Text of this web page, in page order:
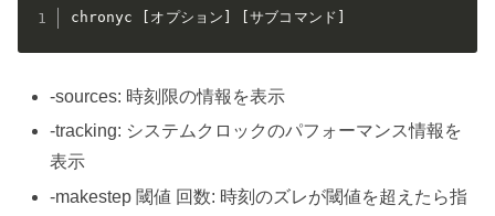
chronyc [オプション] [サブコマンド]
-sources: 時刻限の情報を表示
-tracking: システムクロックのパフォーマンス情報を
表示
-makestep 閾値 回数: 時刻のズレが閾値を超えたら指